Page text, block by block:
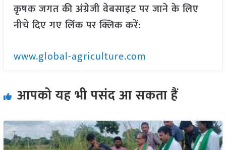
कृषक जगत की अंग्रेजी वेबसाइट पर जाने के लिए
नीचे दिए गए लिंक पर क्लिक करें:
www.global-agriculture.com
आपको यह भी पसंद आ सकता हैं